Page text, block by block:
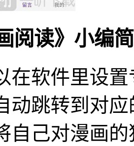
阅读》小编
在软件里设
动跳转到对
自己对漫画